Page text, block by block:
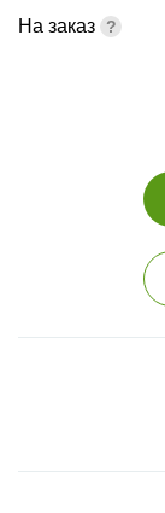
На заказ